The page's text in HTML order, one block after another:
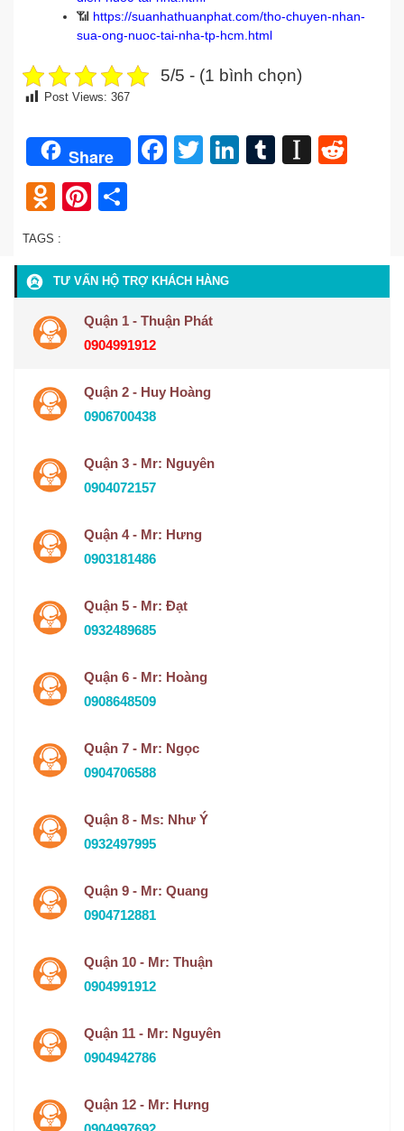
📶 https://suanhathuanphat.com/tho-chuyen-nhan-
sua-ong-nuoc-tai-nha-tp-hcm.html
5/5 - (1 bình chọn)
Post Views: 367
Share Facebook
TwitterLinkedIn
Tumblr
Odnoklassniki
Pinterest
TAGS :
TƯ VẤN HỘ TRỢ KHÁCH HÀNG
Quận 1 - Thuận Phát
0904991912
Quận 2 - Huy Hoàng
0906700438
Quận 3 - Mr: Nguyên
0904072157
Quận 4 - Mr: Hưng
0903181486
Quận 5 - Mr: Đạt
0932489685
Quận 6 - Mr: Hoàng
0908648509
Quận 7 - Mr: Ngọc
0904706588
Quận 8 - Ms: Như Ý
0932497995
Quận 9 - Mr: Quang
0904712881
Quận 10 - Mr: Thuận
0904991912
Quận 11 - Mr: Nguyên
0904942786
Quận 12 - Mr: Hưng